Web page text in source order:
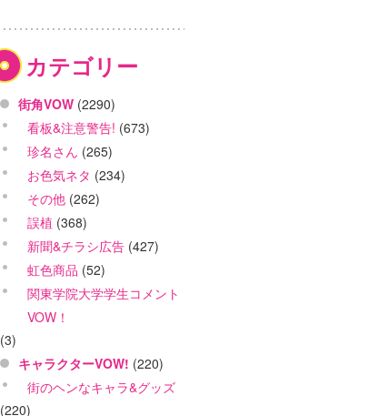
カテゴリー
街角VOW (2290)
看板&注意警告! (673)
珍名さん (265)
お色気ネタ (234)
その他 (262)
誤植 (368)
新聞&チラシ広告 (427)
虹色商品 (52)
関東学院大学学生コメント
VOW！
(3)
キャラクターVOW! (220)
街のヘンなキャラ&グッズ
(220)